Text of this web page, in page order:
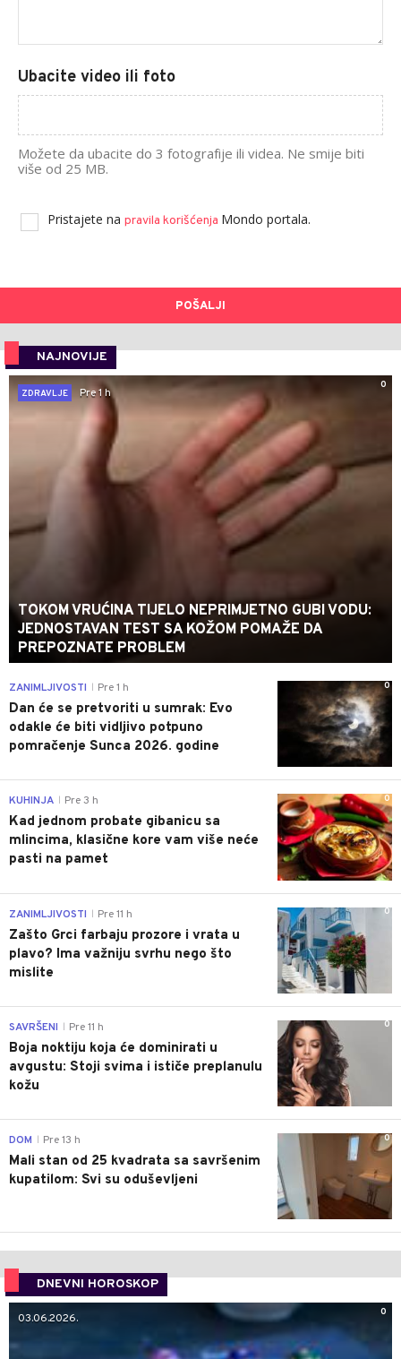
Ubacite video ili foto
Možete da ubacite do 3 fotografije ili videa. Ne smije biti
više od 25 MB.
Pristajete na pravila korišćenja Mondo portala.
POŠALJI
NAJNOVIJE
0
ZDRAVLJE
Pre 1 h
TOKOM VRUĆINA TIJELO NEPRIMJETNO GUBI VODU:
JEDNOSTAVAN TEST SA KOŽOM POMAŽE DA
PREPOZNATE PROBLEM
0
ZANIMLJIVOSTI Pre 1 h
Dan će se pretvoriti u sumrak: Evo
odakle će biti vidljivo potpuno
pomračenje Sunca 2026. godine
0
KUHINJA Pre 3 h
Kad jednom probate gibanicu sa
mlincima, klasične kore vam više neće
pasti na pamet
0
ZANIMLJIVOSTI Pre 11 h
Zašto Grci farbaju prozore i vrata u
plavo? Ima važniju svrhu nego što
mislite
0
SAVRŠENI Pre 11 h
Boja noktiju koja će dominirati u
avgustu: Stoji svima i ističe preplanulu
kožu
0
DOM Pre 13 h
Mali stan od 25 kvadrata sa savršenim
kupatilom: Svi su oduševljeni
DNEVNI HOROSKOP
0
03.06.2026.